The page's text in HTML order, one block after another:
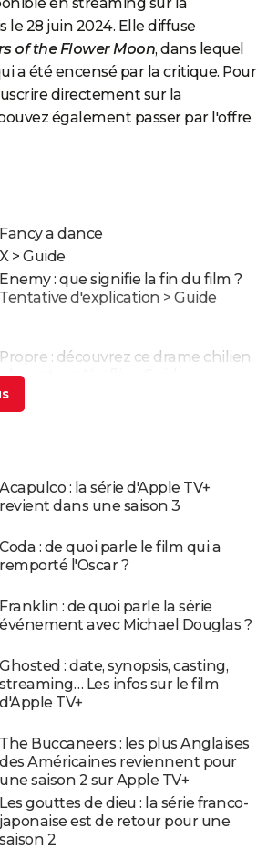
28 juin 2024. Elle diffuse
of the Flower Moon, dans lequel
a été encensé par la critique. Pour
directement sur la
également passer par l'offre
Fancy a dance
X> Guide
Enemy : que signifie la fin du film ?
Tentative d'explication > Guide
Propre : découvrez ce drame chilien
glaçant sur Netflix
Acapulco : la série d'Apple TV+
revient dans une saison 3
Coda : de quoi parle le film qui a
remporté l'Oscar ?
Franklin : de quoi parle la série
événement avec Michael Douglas ?
Ghosted : date, synopsis, casting,
streaming… Les infos sur le film
d'Apple TV+
The Buccaneers : les plus Anglaises
des Américaines reviennent pour
une saison 2 sur Apple TV+
Les gouttes de dieu : la série franco-
japonaise est de retour pour une
saison 2